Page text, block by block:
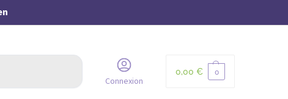
Connexion
0,00 € 0